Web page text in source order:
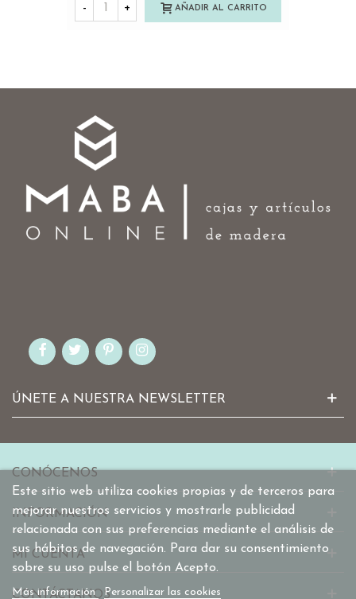
- + AÑADIR AL CARRITO
ÚNETE A NUESTRA NEWSLETTER
Este sitio web utiliza cookies propias y de terceros para
mejorar nuestros servicios y mostrarle publicidad
relacionada con sus preferencias mediante el análisis de
sus hábitos de navegación. Para dar su consentimiento
sobre su uso pulse el botón Acepto.
Más información Personalizar las cookies
CONÓCENOS
INFORMACIÓN
MI CUENTA
CONTÁCTANOS